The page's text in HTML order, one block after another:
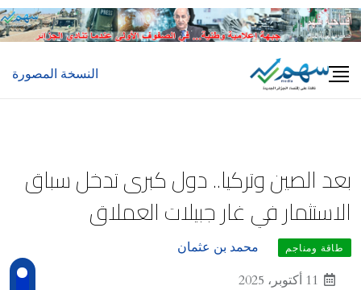
Skip
to
النسخة المصورة
بعد الصين وتركيا.. دول كبرى تدخل سباق
الاستثمار في غار جبيلات العملاق
طاقة ومناجم
محمد بن عثمان
11 أكتوبر، 2025